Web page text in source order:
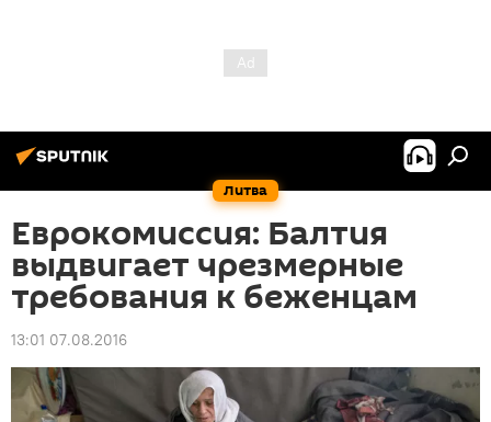
Литва
Еврокомиссия: Балтия
выдвигает чрезмерные
требования к беженцам
13:01 07.08.2016